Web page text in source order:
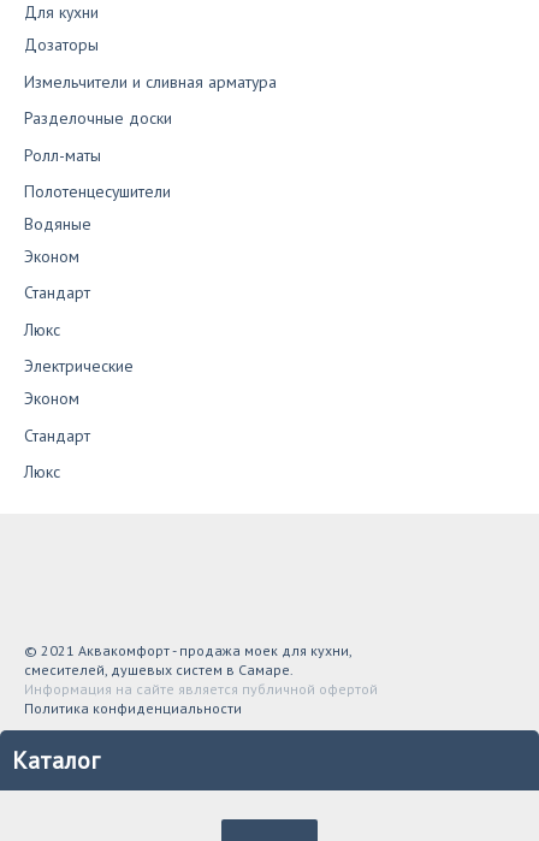
Для кухни
Дозаторы
Измельчители и сливная арматура
Разделочные доски
Ролл-маты
Полотенцесушители
Водяные
Эконом
Стандарт
Люкс
Электрические
Эконом
Стандарт
Люкс
© 2021 Аквакомфорт - продажа моек для кухни,
смесителей, душевых систем в Самаре.
Информация на сайте является публичной офертой
Политика конфиденциальности
Каталог